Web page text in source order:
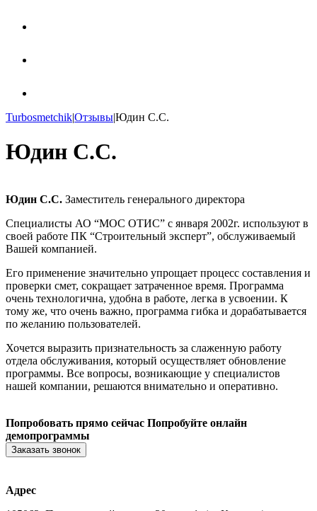
Turbosmetchik|Отзывы|Юдин С.С.
Юдин С.С.
Юдин С.С. Заместитель генерального директора
Специалисты АО “МОС ОТИС” с января 2002г. используют в
своей работе ПК “Строительный эксперт”, обслуживаемый
Вашей компанией.
Его применение значительно упрощает процесс составления и
проверки смет, сокращает затраченное время. Программа
очень технологична, удобна в работе, легка в усвоении. К
тому же, что очень важно, программа гибка и дорабатывается
по желанию пользователей.
Хочется выразить признательность за слаженную работу
отдела обслуживания, который осуществляет обновление
программы. Все вопросы, возникающие у специалистов
нашей компании, решаются внимательно и оперативно.
Попробовать прямо сейчас Попробуйте онлайн
демопрограммы
Заказать звонок
Адрес